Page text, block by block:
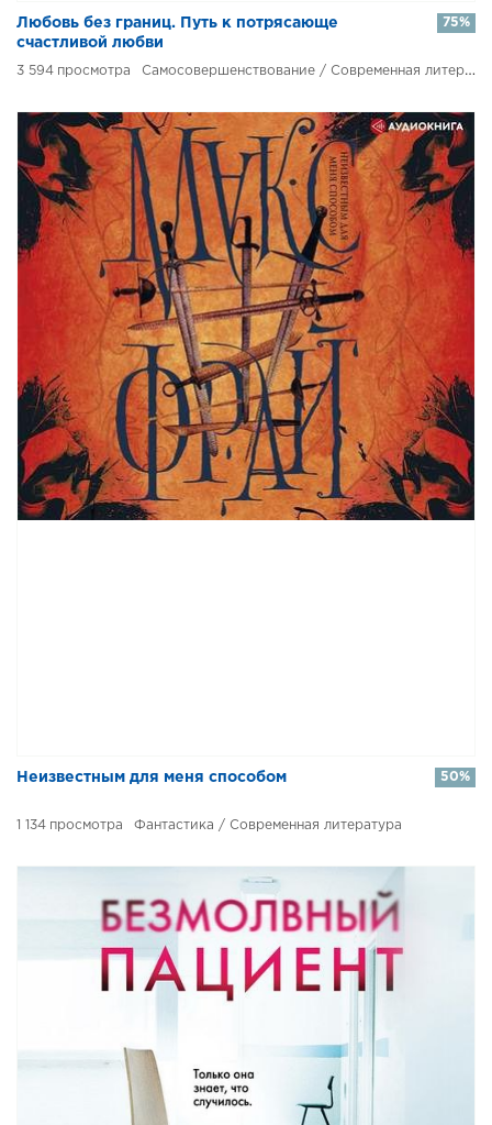
​​Любовь без границ. Путь к потрясающе
счастливой любви
3 594 Самосовершенствование / Современная литература / Любовные романы
75%
​​Неизвестным для меня способом
1 134 Фантастика / Современная литература
50%